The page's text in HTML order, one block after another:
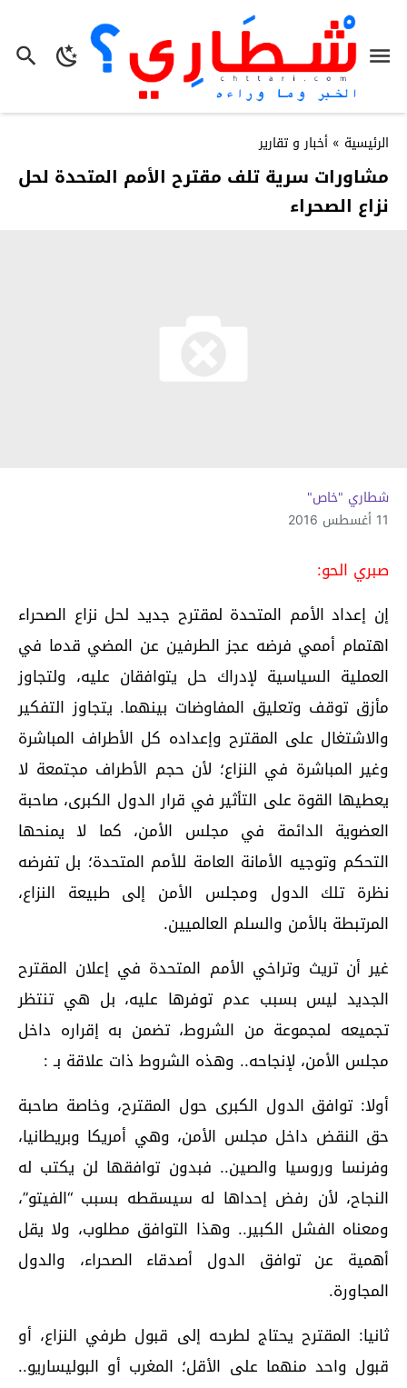
الرئيسية » أخبار و تقارير
مشاورات سرية تلف مقترح الأمم المتحدة لحل
نزاع الصحراء
شطاري "خاص"
11 أغسطس 2016
صبري الحو:
إن إعداد الأمم المتحدة لمقترح جديد لحل نزاع الصحراء
اهتمام أممي فرضه عجز الطرفين عن المضي قدما في
العملية السياسية لإدراك حل يتوافقان عليه، ولتجاوز
مأزق توقف وتعليق المفاوضات بينهما. يتجاوز التفكير
والاشتغال على المقترح وإعداده كل الأطراف المباشرة
وغير المباشرة في النزاع؛ لأن حجم الأطراف مجتمعة لا
يعطيها القوة على التأثير في قرار الدول الكبرى، صاحبة
العضوية الدائمة في مجلس الأمن، كما لا يمنحها
التحكم وتوجيه الأمانة العامة للأمم المتحدة؛ بل تفرضه
نظرة تلك الدول ومجلس الأمن إلى طبيعة النزاع،
المرتبطة بالأمن والسلم العالميين.
غير أن تريث وتراخي الأمم المتحدة في إعلان المقترح
الجديد ليس بسبب عدم توفرها عليه، بل هي تنتظر
تجميعه لمجموعة من الشروط، تضمن به إقراره داخل
مجلس الأمن، لإنجاحه.. وهذه الشروط ذات علاقة بـ :
أولا: توافق الدول الكبرى حول المقترح، وخاصة صاحبة
حق النقض داخل مجلس الأمن، وهي أمريكا وبريطانيا،
وفرنسا وروسيا والصين.. فبدون توافقها لن يكتب له
النجاح، لأن رفض إحداها له سيسقطه بسبب “الفيتو”،
ومعناه الفشل الكبير.. وهذا التوافق مطلوب، ولا يقل
أهمية عن توافق الدول أصدقاء الصحراء، والدول
المجاورة.
ثانيا: المقترح يحتاج لطرحه إلى قبول طرفي النزاع، أو
قبول واحد منهما على الأقل؛ المغرب أو البوليساريو..